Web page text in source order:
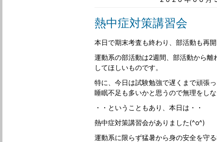
熱中症対策講習会
本日で期末考査も終わり、部活動も再
運動系の部活動は2週間、部活動から
してほしいものです。
特に、今日は試験勉強で遅くまで頑張
睡眠不足も多いかと思うので無理をし
・・ということもあり、本日は・・
熱中症対策講習会がありました(^o^)
運動系に限らず猛暑から身の安全を守